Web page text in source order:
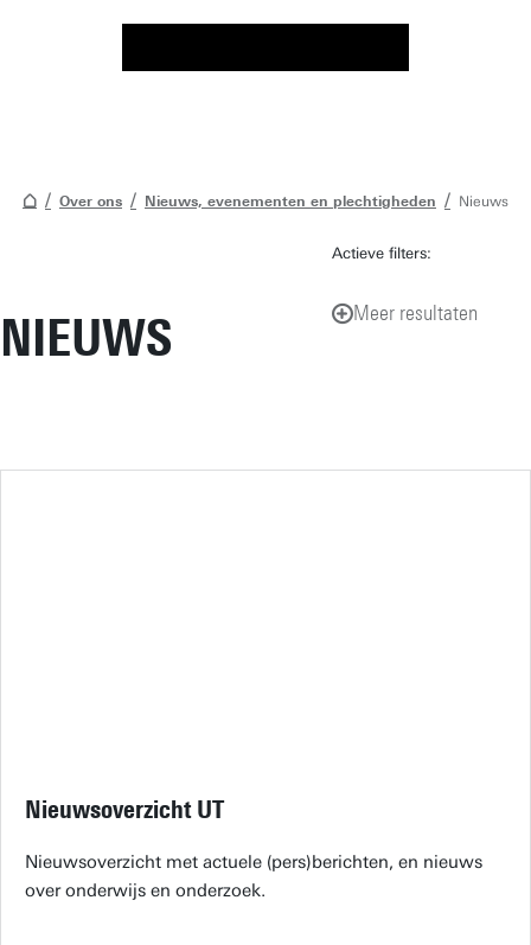
Over ons Nieuws, evenementen en plechtigheden Nieuws
NIEUWS
Actieve filters:
Meer resultaten
Nieuwsoverzicht UT
Nieuwsoverzicht met actuele (pers)berichten, en nieuws
over onderwijs en onderzoek.